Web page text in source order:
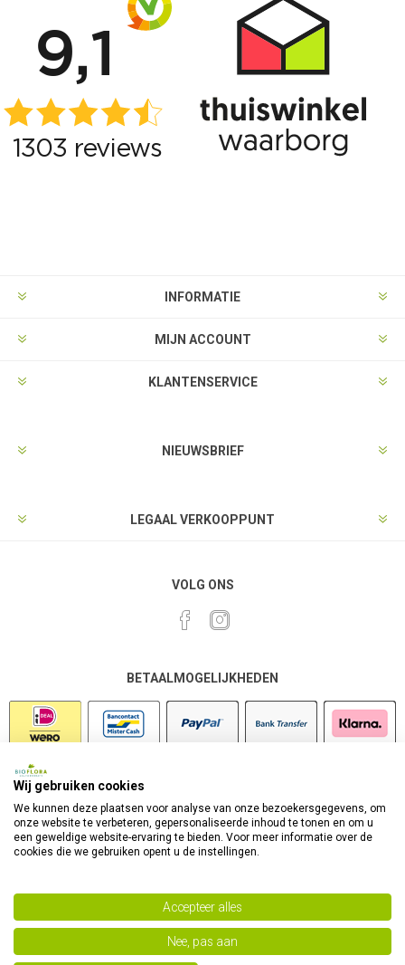
INFORMATIE
MIJN ACCOUNT
KLANTENSERVICE
NIEUWSBRIEF
LEGAAL VERKOOPPUNT
VOLG ONS
BETAALMOGELIJKHEDEN
Powered bynopCommerce
Wij gebruiken cookies
We kunnen deze plaatsen voor analyse van onze bezoekersgegevens, om
onze website te verbeteren, gepersonaliseerde inhoud te tonen en om u
een geweldige website-ervaring te bieden. Voor meer informatie over de
cookies die we gebruiken opent u de instellingen.
Accepteer alles
Nee, pas aan